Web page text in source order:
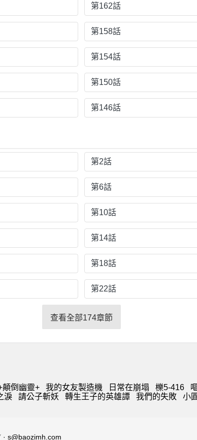
第162話
第158話
第154話
第150話
第146話
第2話
第6話
第10話
第14話
第18話
第22話
查看全部174章節
顛倒幽靈+ 我的女友製造機 日常在崩塌 櫟5-416
淚 請公子斬妖 轉生王子的英雄譚 我們的失敗 小
· s@baozimh.com